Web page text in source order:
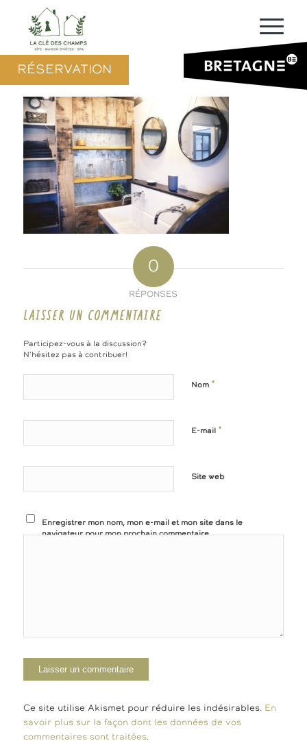
RÉSERVATION
0
RÉPONSES
LAISSER UN COMMENTAIRE
Participez-vous à la discussion?
N'hésitez pas à contribuer!
Nom *
E-mail *
Site web
Enregistrer mon nom, mon e-mail et mon site dans le
navigateur pour mon prochain commentaire.
Ce site utilise Akismet pour réduire les indésirables. En
savoir plus sur la façon dont les données de vos
commentaires sont traitées.